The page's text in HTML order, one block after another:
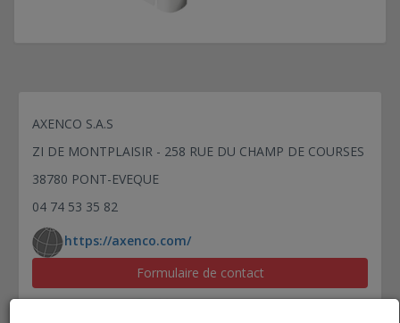
AXENCO S.A.S
ZI DE MONTPLAISIR - 258 RUE DU CHAMP DE COURSES
38780 PONT-EVEQUE
04 74 53 35 82
https://axenco.com/
Formulaire de contact